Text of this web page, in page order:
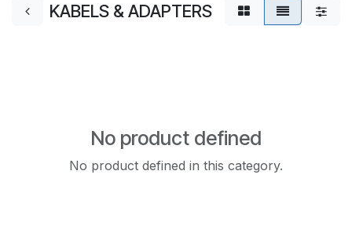
KABELS & ADAPTERS
No product defined
No product defined in this category.